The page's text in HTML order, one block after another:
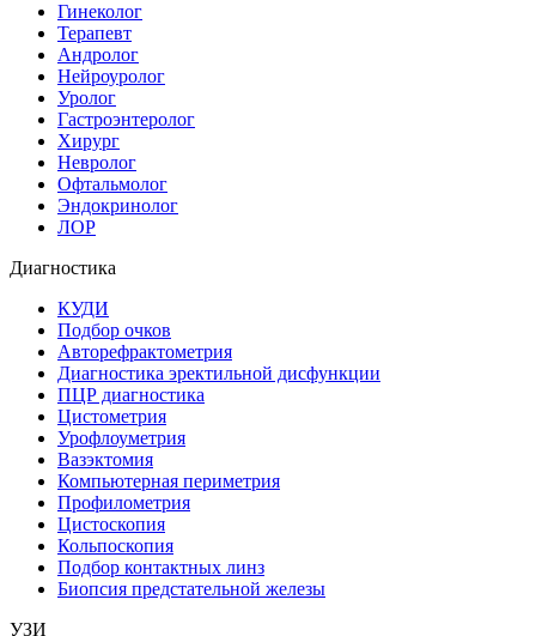
Гинеколог
Терапевт
Андролог
Нейроуролог
Уролог
Гастроэнтеролог
Хирург
Невролог
Офтальмолог
Эндокринолог
ЛОР
Диагностика
КУДИ
Подбор очков
Авторефрактометрия
Диагностика эректильной дисфункции
ПЦР диагностика
Цистометрия
Урофлоуметрия
Вазэктомия
Компьютерная периметрия
Профилометрия
Цистоскопия
Кольпоскопия
Подбор контактных линз
Биопсия предстательной железы
УЗИ